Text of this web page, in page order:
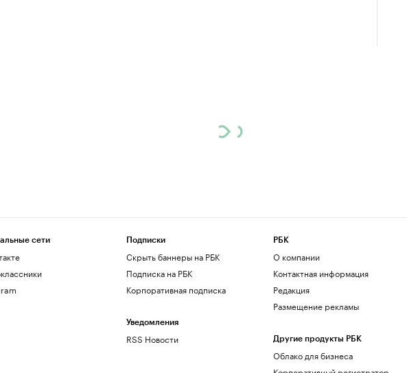
сети Подписки
Скрыть баннеры на РБК
Подписка на РБК
Корпоративная подписка
Уведомления
RSS Новости
РБК
О компании
Контактная информация
Редакция
Размещение рекламы
Другие продукты РБК
Облако для бизнеса